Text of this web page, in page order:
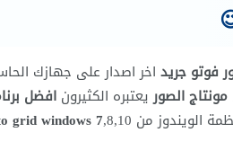
فوتو جريد اخر اصدار على جهازك
الصوريعتبره الكثيرون افضل
الويندوز من grid windows 7,8,10